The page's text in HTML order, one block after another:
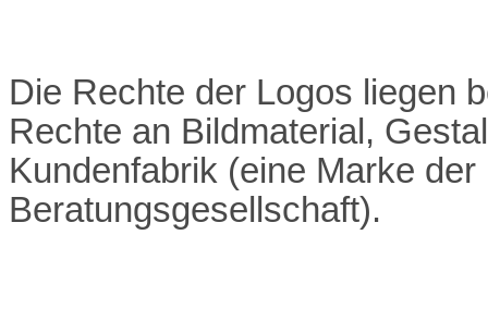
Die Rechte der Logos liegen
Rechte an Bildmaterial,
Kundenfabrik (eine Marke
Beratungsgesellschaft).